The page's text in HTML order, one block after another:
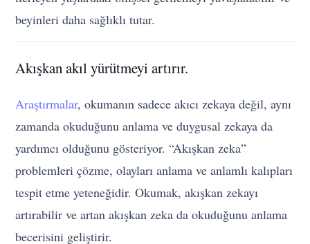
beyinleri daha sağlıklı tutar.
Akışkan akıl yürütmeyi artırır.
Araştırmalar, okumanın sadece akıcı zekaya değil, aynı
zamanda okuduğunu anlama ve duygusal zekaya da
yardımcı olduğunu gösteriyor. “Akışkan zeka”
problemleri çözme, olayları anlama ve anlamlı kalıpları
tespit etme yeteneğidir. Okumak, akışkan zekayı
artırabilir ve artan akışkan zeka da okuduğunu anlama
becerisini geliştirir.